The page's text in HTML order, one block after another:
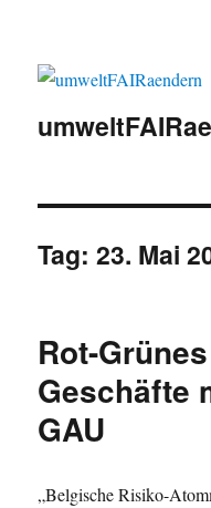
Tag:23. Mai
Rot-
Geschäfte
GAU
„Belgische Risiko-